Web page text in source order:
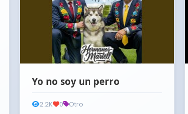
Yo no soy un perro
2.2K 0 Otro